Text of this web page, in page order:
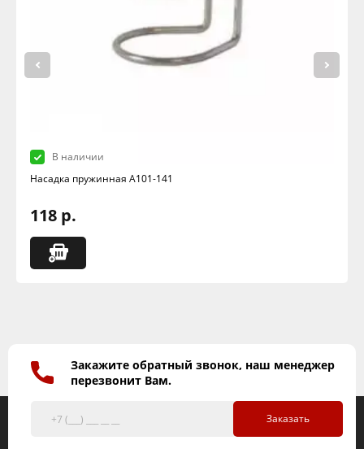
В наличии
Насадка пружинная А101-141
118 р.
Закажите обратный звонок, наш менеджер
перезвонит Вам.
Заказать